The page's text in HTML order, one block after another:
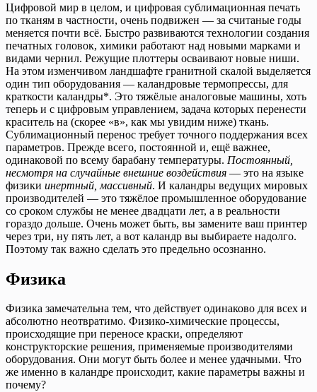
Цифровой мир в целом, и цифровая сублимационная печать
по тканям в частности, очень подвижен — за считаные годы
меняется почти всё. Быстро развиваются технологии создания
печатных головок, химики работают над новыми марками и
видами чернил. Режущие плоттеры осваивают новые ниши.
На этом изменчивом ландшафте гранитной скалой выделяется
один тип оборудования — каландровые термопрессы, для
краткости каландры*. Это тяжёлые аналоговые машины, хоть
теперь и с цифровым управлением, задача которых перенести
краситель на (скорее «в», как мы увидим ниже) ткань.
Сублимационный перенос требует точного поддержания всех
параметров. Прежде всего, постоянной и, ещё важнее,
одинаковой по всему барабану температуры. Постоянный,
несмотря на случайные внешние воздействия — это на языке
физики инертный, массивный. И каландры ведущих мировых
производителей — это тяжёлое промышленное оборудование
со сроком службы не менее двадцати лет, а в реальности
гораздо дольше. Очень может быть, вы замените ваш принтер
через три, ну пять лет, а вот каландр вы выбираете надолго.
Поэтому так важно сделать это предельно осознанно.
Физика
Физика замечательна тем, что действует одинаково для всех и
абсолютно неотвратимо. Физико-химические процессы,
происходящие при переносе краски, определяют
конструкторские решения, применяемые производителями
оборудования. Они могут быть более и менее удачными. Что
же именно в каландре происходит, какие параметры важны и
почему?